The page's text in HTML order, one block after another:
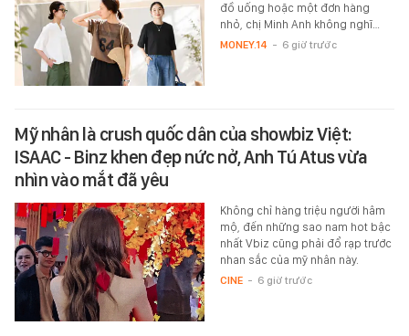
đồ uống hoặc một đơn hàng
nhỏ, chị Minh Anh không nghĩ…
MONEY.14 - 6 giờ trước
Mỹ nhân là crush quốc dân của showbiz Việt:
ISAAC - Binz khen đẹp nức nở, Anh Tú Atus vừa
nhìn vào mắt đã yêu
Không chỉ hàng triệu người hâm
mộ, đến những sao nam hot bậc
nhất Vbiz cũng phải đổ rạp trước
nhan sắc của mỹ nhân này.
CINE - 6 giờ trước